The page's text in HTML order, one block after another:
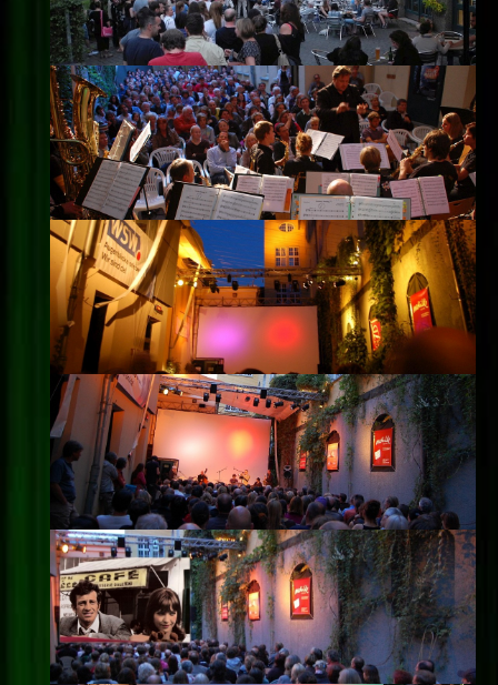
Kinogutschein
Konzept
Archiv
Kontakt
Impressum
Datenschutz